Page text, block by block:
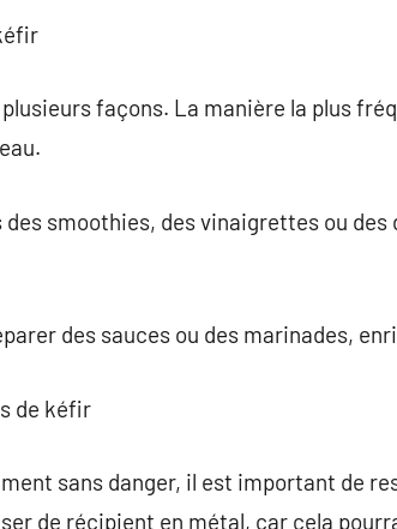
façons. La manière la plus
smoothies, des vinaigrettes ou
des sauces ou des marinades,
de kéfir
sans danger, il est important de
de récipient en métal, car cela